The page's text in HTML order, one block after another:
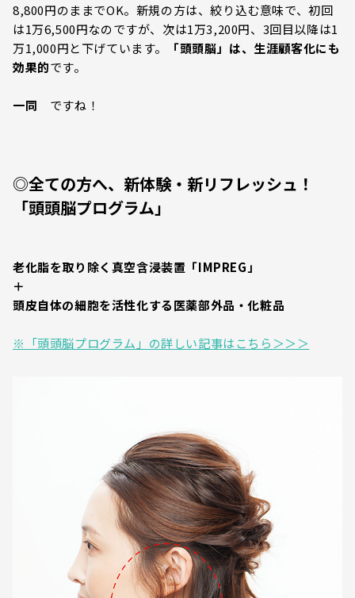
8,800円のままでOK。新規の方は、絞り込む意味で、初回
は1万6,500円なのですが、次は1万3,200円、3回目以降は1
万1,000円と下げています。
「頭頭脳」は、生涯顧客化にも
効果的です。
一同 ですね！
◎全ての方へ、新体験・新リフレッシュ！
「頭頭脳プログラム」
老化脂を取り除く真空含浸装置「IMPREG」
＋
頭皮自体の細胞を活性化する医薬部外品・化粧品
※「頭頭脳プログラム」の詳しい記事はこちら＞＞＞